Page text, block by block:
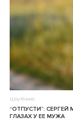
Шоу-бізнес
“ОТПУСТИ”:
ГЛАЗАХ У ЕЕ МУЖА